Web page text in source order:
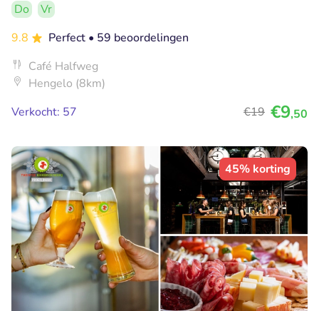
Do
Vr
9.8
Perfect • 59 beoordelingen
Café Halfweg
Hengelo (8km)
Verkocht: 57
€19 €9,50
45% korting